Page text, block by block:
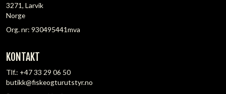
3271, Larvik
Norge
Org. nr: 930495441mva
KONTAKT
Tlf.: +47 33 29 06 50
butikk@fiskeogturutstyr.no